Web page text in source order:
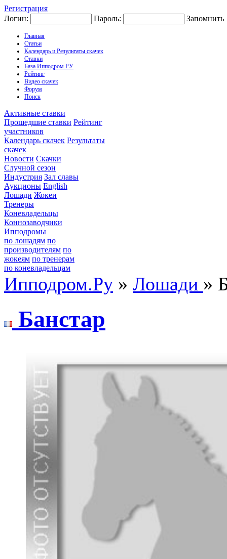
Регистрация
Логин:
Пароль: Запомнить
Главная
Статьи
Календарь и Результаты скачек
Ставки
База Ипподром.РУ
Рейтинг
Видео скачек
Форум
Поиск
Активные ставки
Прошедшие ставки Рейтинг
участников
Календарь скачек Результаты
скачек
Новости Скачки
Случной сезон
Индустрия Зал славы
Аукционы English
Лошади Жокеи
Тренеры
Коневладельцы
Коннозаводчики
Ипподромы
по лошадям по
производителям по
жокеям по тренерам
по коневладельцам
Ипподром.Ру » Лошади »
Бaнстap